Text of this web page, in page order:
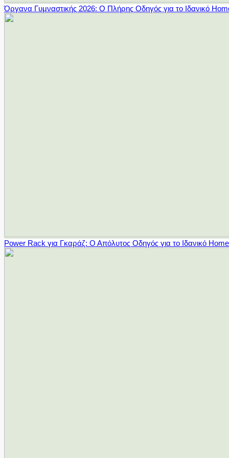
Όργανα Γυμναστικής 2026: Ο Πλήρης Οδηγός για το Ιδανικό
Power Rack για Γκαράζ: Ο Απόλυτος Οδηγός για το Ιδανικό